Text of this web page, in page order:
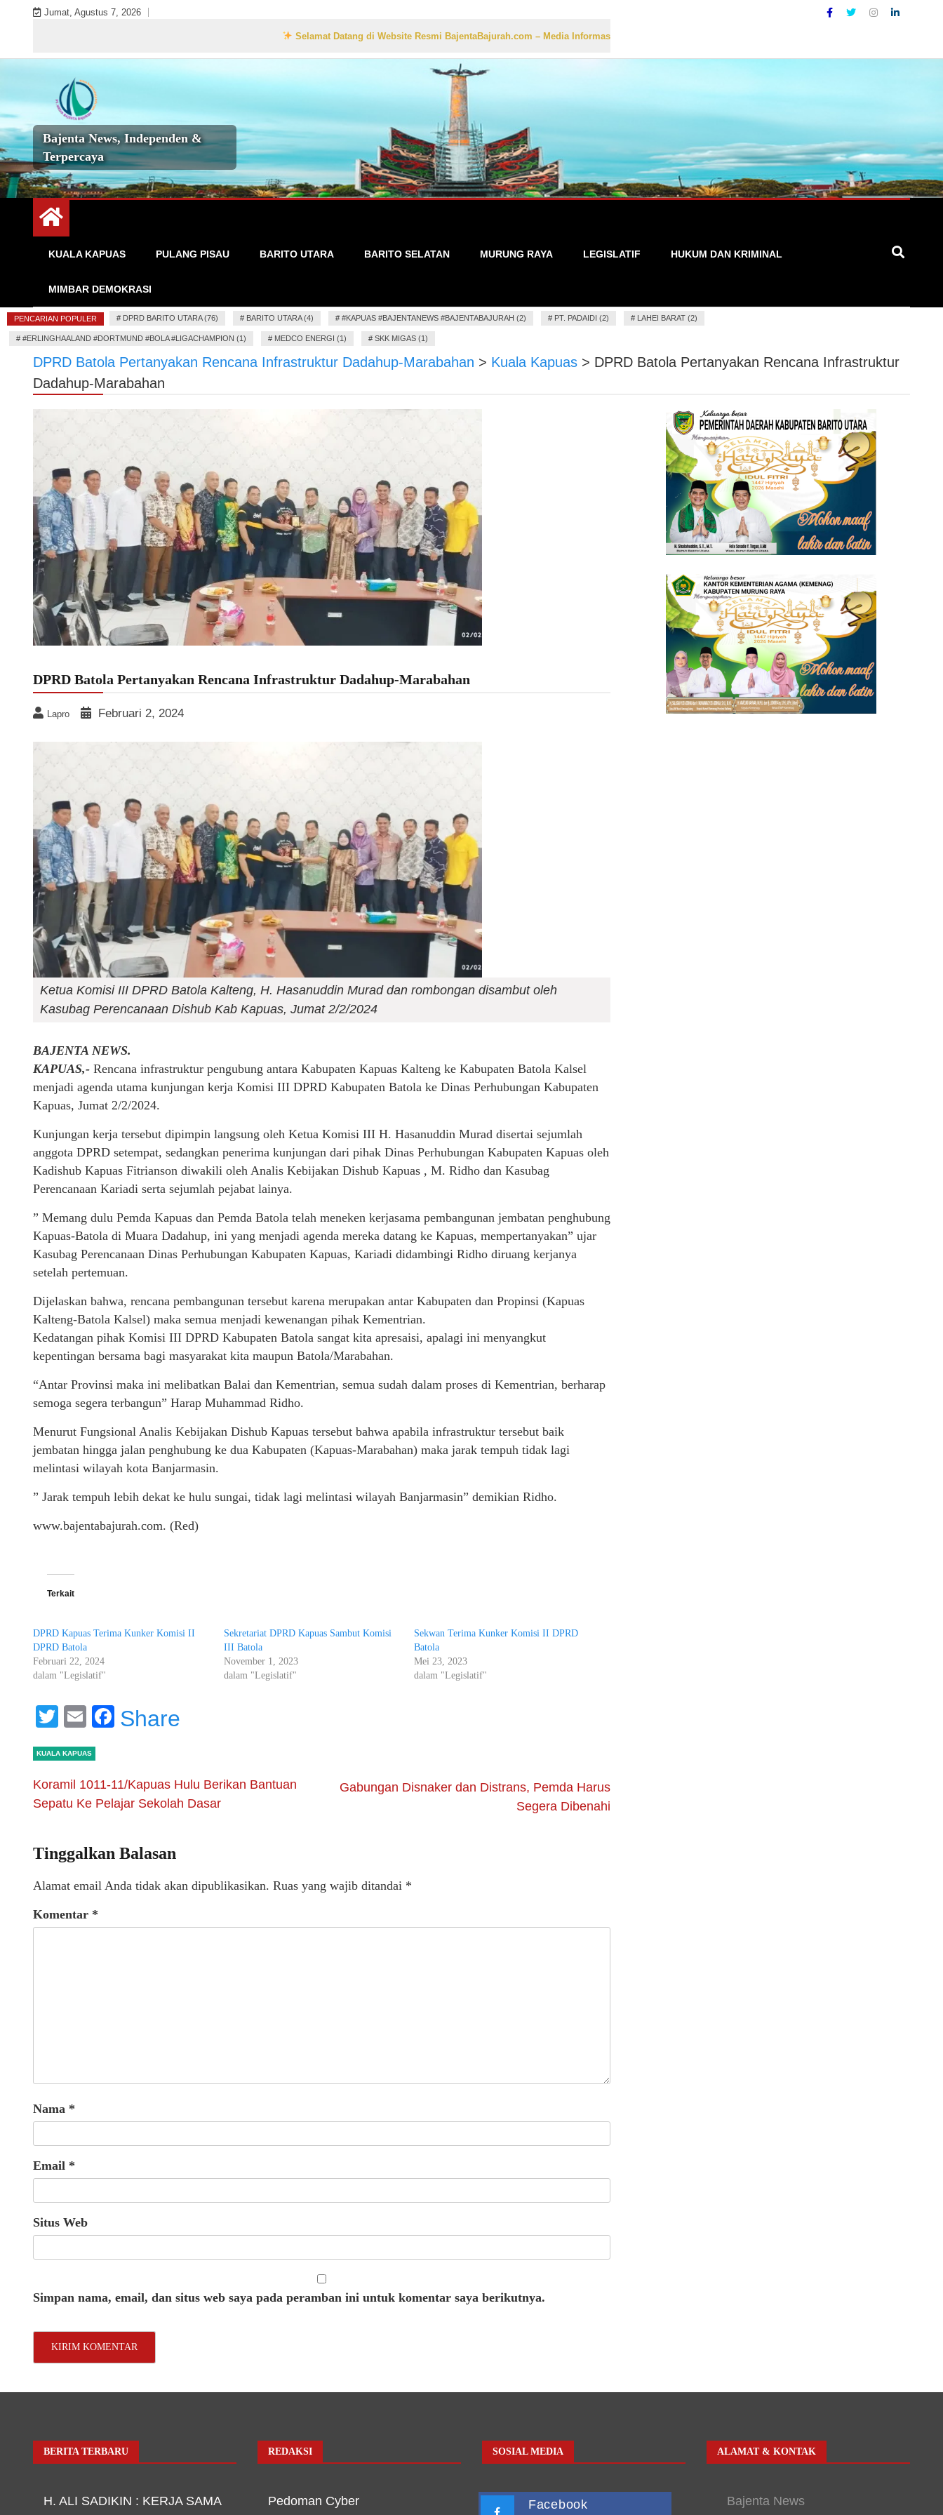
Jumat, Agustus 7, 2026
Selamat Datang di Website Resmi BajentaBajurah.com – Media Informasi Lokal yang Akurat, Cepat, dan Terpercaya
Bajenta News, Independen &
Terpercaya
KUALA KAPUAS PULANG PISAU BARITO UTARA BARITO SELATAN MURUNG RAYA LEGISLATIF HUKUM DAN KRIMINAL
MIMBAR DEMOKRASI
PENCARIAN POPULER # DPRD BARITO UTARA (76) # BARITO UTARA (4) # #KAPUAS #BAJENTANEWS #BAJENTABAJURAH (2) # PT. PADAIDI (2) # LAHEI BARAT (2)
# #ERLINGHAALAND #DORTMUND #BOLA #LIGACHAMPION (1) # MEDCO ENERGI (1) # SKK MIGAS (1)
DPRD Batola Pertanyakan Rencana Infrastruktur Dadahup-Marabahan > Kuala Kapuas > DPRD Batola Pertanyakan Rencana Infrastruktur
Dadahup-Marabahan
DPRD Batola Pertanyakan Rencana Infrastruktur Dadahup-Marabahan
Lapro Februari 2, 2024
Ketua Komisi III DPRD Batola Kalteng, H. Hasanuddin Murad dan rombongan disambut oleh
Kasubag Perencanaan Dishub Kab Kapuas, Jumat 2/2/2024
BAJENTA NEWS.
KAPUAS,- Rencana infrastruktur pengubung antara Kabupaten Kapuas Kalteng ke Kabupaten Batola Kalsel
menjadi agenda utama kunjungan kerja Komisi III DPRD Kabupaten Batola ke Dinas Perhubungan Kabupaten
Kapuas, Jumat 2/2/2024.
Kunjungan kerja tersebut dipimpin langsung oleh Ketua Komisi III H. Hasanuddin Murad disertai sejumlah
anggota DPRD setempat, sedangkan penerima kunjungan dari pihak Dinas Perhubungan Kabupaten Kapuas oleh
Kadishub Kapuas Fitrianson diwakili oleh Analis Kebijakan Dishub Kapuas , M. Ridho dan Kasubag
Perencanaan Kariadi serta sejumlah pejabat lainya.
” Memang dulu Pemda Kapuas dan Pemda Batola telah meneken kerjasama pembangunan jembatan penghubung
Kapuas-Batola di Muara Dadahup, ini yang menjadi agenda mereka datang ke Kapuas, mempertanyakan” ujar
Kasubag Perencanaan Dinas Perhubungan Kabupaten Kapuas, Kariadi didambingi Ridho diruang kerjanya
setelah pertemuan.
Dijelaskan bahwa, rencana pembangunan tersebut karena merupakan antar Kabupaten dan Propinsi (Kapuas
Kalteng-Batola Kalsel) maka semua menjadi kewenangan pihak Kementrian.
Kedatangan pihak Komisi III DPRD Kabupaten Batola sangat kita apresaisi, apalagi ini menyangkut
kepentingan bersama bagi masyarakat kita maupun Batola/Marabahan.
“Antar Provinsi maka ini melibatkan Balai dan Kementrian, semua sudah dalam proses di Kementrian, berharap
semoga segera terbangun” Harap Muhammad Ridho.
Menurut Fungsional Analis Kebijakan Dishub Kapuas tersebut bahwa apabila infrastruktur tersebut baik
jembatan hingga jalan penghubung ke dua Kabupaten (Kapuas-Marabahan) maka jarak tempuh tidak lagi
melintasi wilayah kota Banjarmasin.
” Jarak tempuh lebih dekat ke hulu sungai, tidak lagi melintasi wilayah Banjarmasin” demikian Ridho.
www.bajentabajurah.com. (Red)
Terkait
DPRD Kapuas Terima Kunker Komisi II
DPRD Batola
Februari 22, 2024
dalam "Legislatif"
Sekretariat DPRD Kapuas Sambut Komisi
III Batola
November 1, 2023
dalam "Legislatif"
Sekwan Terima Kunker Komisi II DPRD
Batola
Mei 23, 2023
dalam "Legislatif"
Twitter
EmailFacebook
Share
KUALA KAPUAS
Koramil 1011-11/Kapuas Hulu Berikan Bantuan
Sepatu Ke Pelajar Sekolah Dasar
Gabungan Disnaker dan Distrans, Pemda Harus
Segera Dibenahi
Tinggalkan Balasan
Alamat email Anda tidak akan dipublikasikan. Ruas yang wajib ditandai *
Komentar *
Nama *
Email *
Situs Web
Simpan nama, email, dan situs web saya pada peramban ini untuk komentar saya berikutnya.
BERITA TERBARU
H. ALI SADIKIN : KERJA SAMA
REDAKSI
Pedoman Cyber
SOSIAL MEDIA
Facebook
ALAMAT & KONTAK
Bajenta News